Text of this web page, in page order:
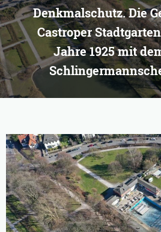
Denkmalschutz. Die
Castroper
Jahre 1925 mit